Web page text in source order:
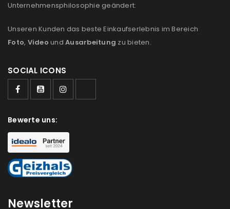
Unternehmensphilosophie geändert:
Unseren Kunden das beste Einkaufserlebnis im Bereich
Foto, Video und Ausarbeitung zu bieten.
SOCIAL ICONS
Bewerte uns:
Newsletter